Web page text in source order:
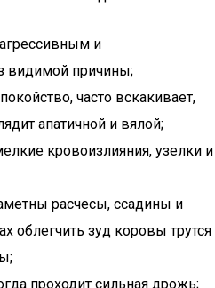
и
видимой причины;
часто вскакивает,
апатичной и вялой;
кровоизлияния, узелки и
расчесы, ссадины и
облегчить зуд коровы трутся
проходит сильная дрожь;